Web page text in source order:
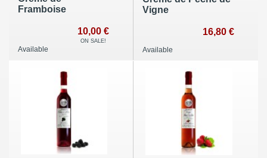
Framboise
10,00 €
ON SALE!
Available
Vigne
16,80 €
Available